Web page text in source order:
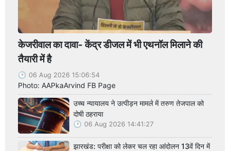
केजरीवाल का दावा- केंद्र डीजल में भी एथनॉल मिलाने की
तैयारी में है
06 Aug 2026 15:06:54
Photo: AAPkaArvind FB Page
उच्च न्यायालय ने उत्पीड़न मामले में तरुण तेजपाल को
दोषी ठहराया
06 Aug 2026 14:41:27
झारखंड: परीक्षा को लेकर चल रहा आंदोलन 13वें दिन में